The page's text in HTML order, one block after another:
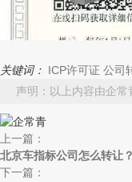
关键词： ICP许可证 公司
声明：以上内容由企
上一篇：
北京车指标公司怎么转让？
下一篇：